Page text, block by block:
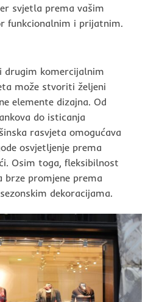
svjetla prema vašim
funkcionalnim i prijatnim.
drugim komercijalnim
može stvoriti željeni
elemente dizajna. Od
do isticanja
rasvjeta omogućava
osvjetljenje prema
Osim toga, fleksibilnost
brze promjene prema
dekoracijama.